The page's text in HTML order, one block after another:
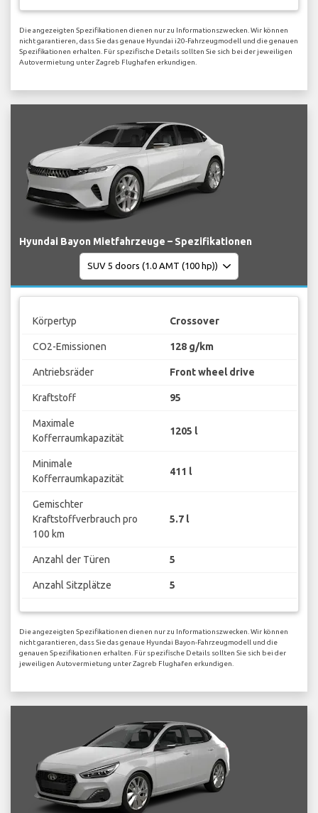
Die angezeigten Spezifikationen dienen nur zu Informationszwecken. Wir können
nicht garantieren, dass Sie das genaue Hyundai i20-Fahrzeugmodell und die genauen
Spezifikationen erhalten. Für spezifische Details sollten Sie sich bei der jeweiligen
Autovermietung unter Zagreb Flughafen erkundigen.
Hyundai Bayon Mietfahrzeuge – Spezifikationen
Körpertyp Crossover
CO2-Emissionen 128 g/km
Antriebsräder Front wheel drive
Kraftstoff 95
Maximale
Kofferraumkapazität
1205 l
Minimale
Kofferraumkapazität
411 l
Gemischter
Kraftstoffverbrauch pro
100 km
5.7 l
Anzahl der Türen 5
Anzahl Sitzplätze 5
Die angezeigten Spezifikationen dienen nur zu Informationszwecken. Wir können
nicht garantieren, dass Sie das genaue Hyundai Bayon-Fahrzeugmodell und die
genauen Spezifikationen erhalten. Für spezifische Details sollten Sie sich bei der
jeweiligen Autovermietung unter Zagreb Flughafen erkundigen.